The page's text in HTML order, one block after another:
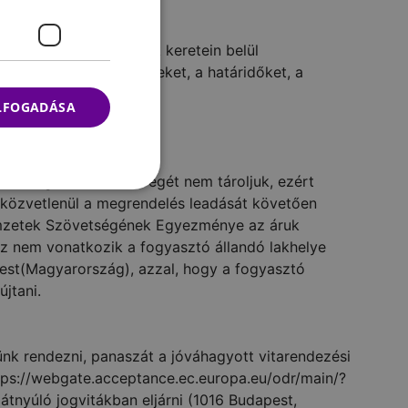
szabályozzák. Ennek keretein belül
szállítási feltételeket, a határidőket, a
tartozik.
megrendelés szövegét nem tároljuk, ezért
a megrendelés leadását követően
Szövetségének Egyezménye az áruk
nem vonatkozik a fogyasztó állandó lakhelye
azzal, hogy a fogyasztó
rendezni, panaszát a jóváhagyott vitarendezési
webgate.acceptance.ec.europa.eu/odr/main/?
jogvitákban eljárni (1016 Budapest,